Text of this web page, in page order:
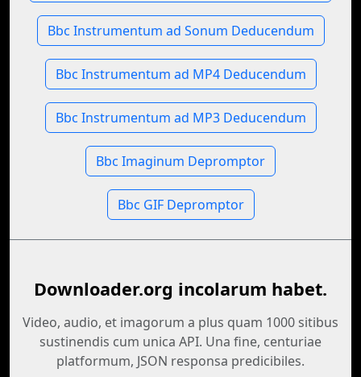
Bbc Instrumentum ad Sonum Deducendum
Bbc Instrumentum ad MP4 Deducendum
Bbc Instrumentum ad MP3 Deducendum
Bbc Imaginum Depromptor
Bbc GIF Depromptor
Downloader.org incolarum habet.
Video, audio, et imagorum a plus quam 1000 sitibus
sustinendis cum unica API. Una fine, centuriae
platformum, JSON responsa predicibiles.